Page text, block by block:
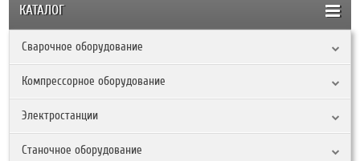
КАТАЛОГ
Сварочное оборудование
Компрессорное оборудование
Электростанции
Станочное оборудование